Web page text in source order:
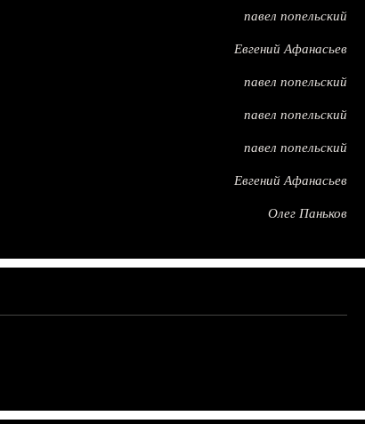
павел попельский
Евгений Афанасьев
павел попельский
павел попельский
павел попельский
Евгений Афанасьев
Олег Паньков